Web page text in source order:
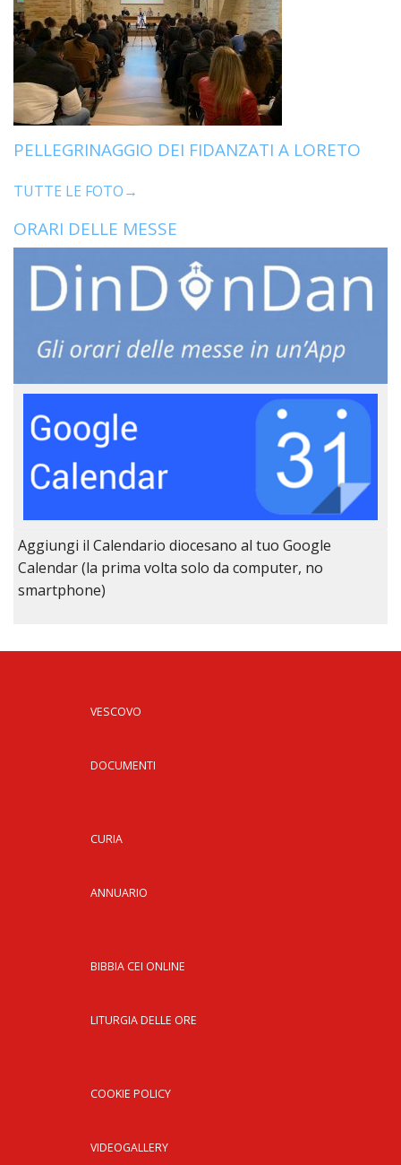
PELLEGRINAGGIO DEI FIDANZATI A LORETO
TUTTE LE FOTO→
ORARI DELLE MESSE
Aggiungi il Calendario diocesano al tuo Google
Calendar (la prima volta solo da computer, no
smartphone)
VESCOVO
DOCUMENTI
CURIA
ANNUARIO
BIBBIA CEI ONLINE
LITURGIA DELLE ORE
COOKIE POLICY
VIDEOGALLERY